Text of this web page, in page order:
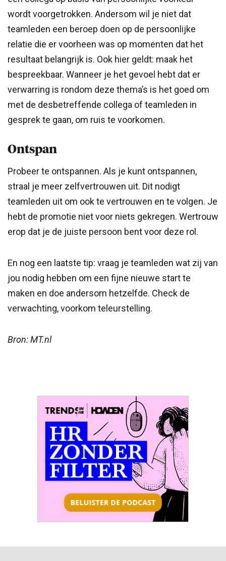
wordt voorgetrokken. Andersom wil je niet dat
teamleden een beroep doen op de persoonlijke
relatie die er voorheen was op momenten dat het
resultaat belangrijk is. Ook hier geldt: maak het
bespreekbaar. Wanneer je het gevoel hebt dat er
verwarring is rondom deze thema’s is het goed om
met de desbetreffende collega of teamleden in
gesprek te gaan, om ruis te voorkomen.
Ontspan
Probeer te ontspannen. Als je kunt ontspannen,
straal je meer zelfvertrouwen uit. Dit nodigt
teamleden uit om ook te vertrouwen en te volgen. Je
hebt de promotie niet voor niets gekregen. Wertrouw
erop dat je de juiste persoon bent voor deze rol.
En nog een laatste tip: vraag je teamleden wat zij van
jou nodig hebben om een fijne nieuwe start te
maken en doe andersom hetzelfde. Check de
verwachting, voorkom teleurstelling.
Bron: MT.nl